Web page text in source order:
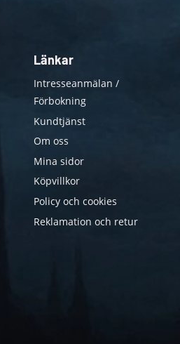
Länkar
Intresseanmälan /
Förbokning
Kundtjänst
Om oss
Mina sidor
Köpvillkor
Policy och cookies
Reklamation och retur